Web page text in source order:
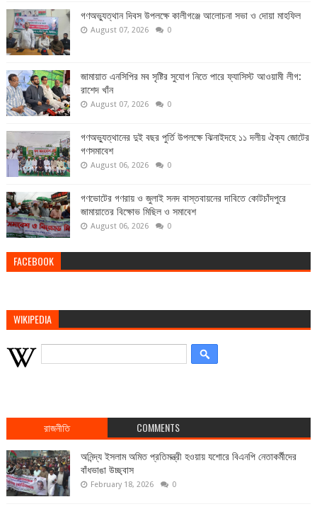
গণঅভ্যুত্থান দিবস উপলক্ষে কালীগঞ্জে আলোচনা সভা ও দোয়া মাহফিল
August 07, 2026 0
জামায়াত এনসিপির মব সৃষ্টির সুযোগ নিতে পারে ফ্যাসিস্ট আওয়ামী লীগ:
রাশেদ খাঁন
August 07, 2026 0
গণঅভ্যুত্থানের দুই বছর পুর্তি উপলক্ষে ঝিনাইদহে ১১ দলীয় ঐক্য জোটের
গণসমাবেশ
August 06, 2026 0
গণভোটের গণরায় ও জুলাই সনদ বাস্তবায়নের দাবিতে কোটচাঁদপুরে
জামায়াতের বিক্ষোভ মিছিল ও সমাবেশ
August 06, 2026 0
FACEBOOK
WIKIPEDIA
রাজনীতি COMMENTS
অনিন্দ্য ইসলাম অমিত প্রতিমন্ত্রী হওয়ায় যশোরে বিএনপি নেতাকর্মীদের
বাঁধভাঙা উচ্ছ্বাস
February 18, 2026 0